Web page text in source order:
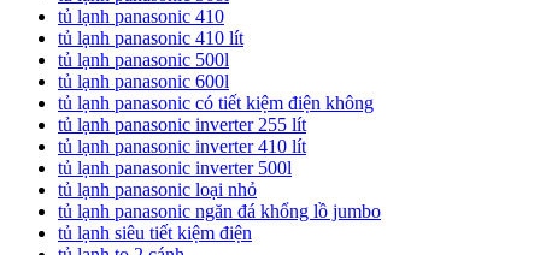
tủ lạnh panasonic 410
tủ lạnh panasonic 410 lít
tủ lạnh panasonic 500l
tủ lạnh panasonic 600l
tủ lạnh panasonic có tiết kiệm điện không
tủ lạnh panasonic inverter 255 lít
tủ lạnh panasonic inverter 410 lít
tủ lạnh panasonic inverter 500l
tủ lạnh panasonic loại nhỏ
tủ lạnh panasonic ngăn đá khổng lồ jumbo
tủ lạnh siêu tiết kiệm điện